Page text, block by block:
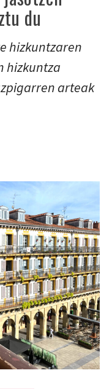
du
hizkuntzaren
hizkuntza
arteak